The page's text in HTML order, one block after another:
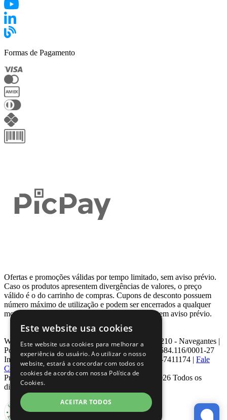
Formas de Pagamento
Ofertas e promoções válidas por tempo limitado, sem aviso prévio.
Caso os produtos apresentem divergências de valores, o preço
válido é o do carrinho de compras. Cupons de desconto possuem
número máximo de utilização e podem ser encerrados a qualquer
momento, de acordo com sua disponibilidade e sem aviso prévio.
Webcontinental LTDA | Travessa Venezuela, Nº 210 - Navegantes |
Porto Alegre - RS - CEP: 90.240-220 CNPJ: 08.584.116/0001-27
Inscrição Estadual: 0963171399 | Telefone: 0800-7411174 | Fale
Conosco|ouvidoria@webcontinental.com.br
Proibida reprodução total ou parcial | © 2007 - 2026 Todos os
direitos reservados - WebContinental
Este website usa cookies
Este website usa cookies para melhorar a
experiência do usuário. Ao utilizar o nosso
website, estará a concordar com todos os
cookies de acordo com nossa Política de
Cookies.
ACEITAR TODOS